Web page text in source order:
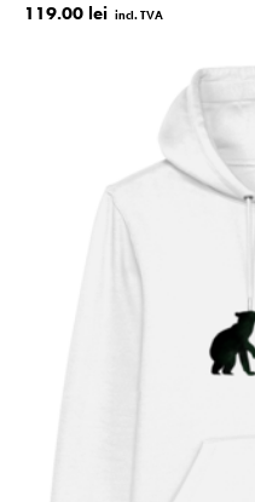
119.00 lei